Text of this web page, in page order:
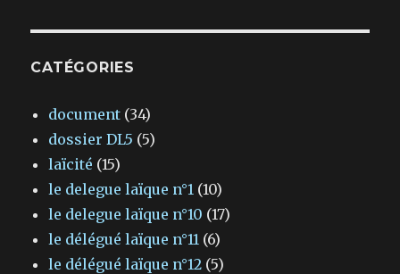
CATÉGORIES
document (34)
dossier DL5 (5)
laïcité (15)
le delegue laïque n°1 (10)
le delegue laïque n°10 (17)
le délégué laïque n°11 (6)
le délégué laïque n°12 (5)